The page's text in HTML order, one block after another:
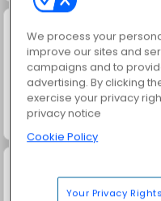
We process your
improve our sites and
campaigns and to
advertising. By clicking
exercise your privacy
privacy notice
Cookie Policy
Your Privacy Rights